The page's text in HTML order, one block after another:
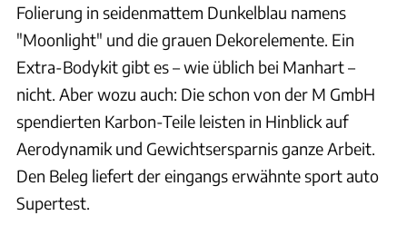
Folierung in seidenmattem Dunkelblau namens
"Moonlight" und die grauen Dekorelemente. Ein
Extra-Bodykit gibt es – wie üblich bei Manhart –
nicht. Aber wozu auch: Die schon von der M GmbH
spendierten Karbon-Teile leisten in Hinblick auf
Aerodynamik und Gewichtsersparnis ganze Arbeit.
Den Beleg liefert der eingangs erwähnte sport auto
Supertest.